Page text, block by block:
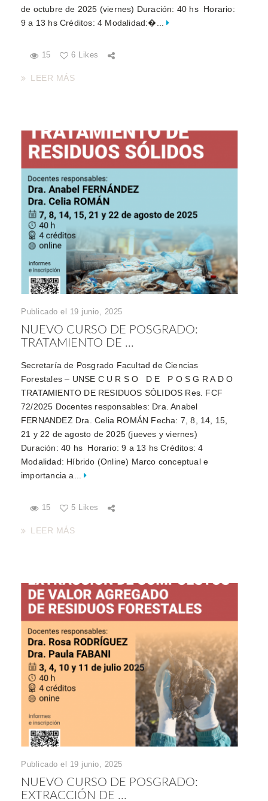
de octubre de 2025 (viernes) Duración: 40 hs Horario:
9 a 13 hs Créditos: 4 Modalidad:�...
15 6 Likes
LEER MÁS
Publicado el 19 junio, 2025
NUEVO CURSO DE POSGRADO:
TRATAMIENTO DE ...
Secretaría de Posgrado Facultad de Ciencias
Forestales – UNSE C U R S O D E P O S G R A D O
TRATAMIENTO DE RESIDUOS SÓLIDOS Res. FCF
72/2025 Docentes responsables: Dra. Anabel
FERNANDEZ Dra. Celia ROMÁN Fecha: 7, 8, 14, 15,
21 y 22 de agosto de 2025 (jueves y viernes)
Duración: 40 hs Horario: 9 a 13 hs Créditos: 4
Modalidad: Híbrido (Online) Marco conceptual e
importancia a...
15 5 Likes
LEER MÁS
Publicado el 19 junio, 2025
NUEVO CURSO DE POSGRADO:
EXTRACCIÓN DE ...